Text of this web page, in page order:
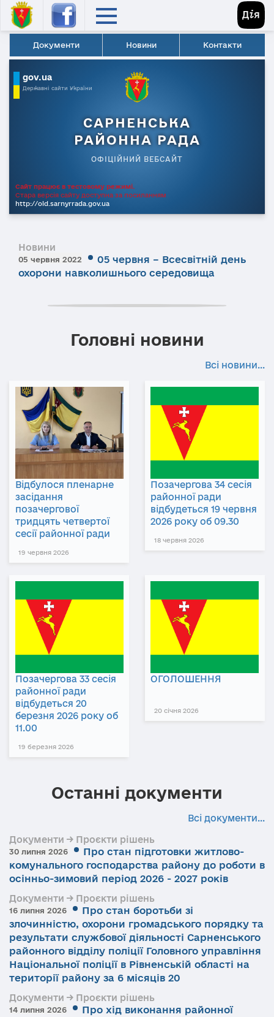
Документи Новини Контакти
gov.ua
Державні сайти України
САРНЕНСЬКА
РАЙОННА РАДА
ОФІЦІЙНИЙ ВЕБСАЙТ
Сайт працює в тестовому режимі.
Стара версія сайту доступна за посиланням
http://old.sarnyrrada.gov.ua
Новини
05 червня 2022
05 червня – Всесвітній день
охорони навколишнього середовища
Головні новини
Всі новини...
Відбулося пленарне
засідання
позачергової
тридцять четвертої
сесії районної ради
19 червня 2026
Позачергова 34 сесія
районної ради
відбудеться 19 червня
2026 року об 09.30
18 червня 2026
Позачергова 33 сесія
районної ради
відбудеться 20
березня 2026 року об
11.00
19 березня 2026
ОГОЛОШЕННЯ
20 січня 2026
Останні документи
Всі документи...
Документи → Проєкти рішень
30 липня 2026
Про стан підготовки житлово-
комунального господарства району до роботи в
осінньо-зимовий період 2026 - 2027 років
Документи → Проєкти рішень
16 липня 2026
Про стан боротьби зі
злочинністю, охорони громадського порядку та
результати службової діяльності Сарненського
районного відділу поліції Головного управління
Національної поліції в Рівненській області на
території району за 6 місяців 20
Документи → Проєкти рішень
14 липня 2026
Про хід виконання районної